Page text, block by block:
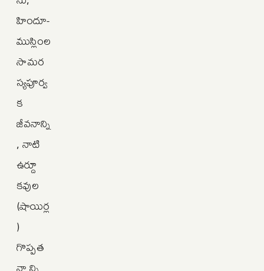
హిందూ-
ముస్లింల
సామర
స్యపూర్వ
క
జీవనాన్ని
, నాటి
ఉర్దూ
కవుల
(షాయిర్ల
)
గొప్పత